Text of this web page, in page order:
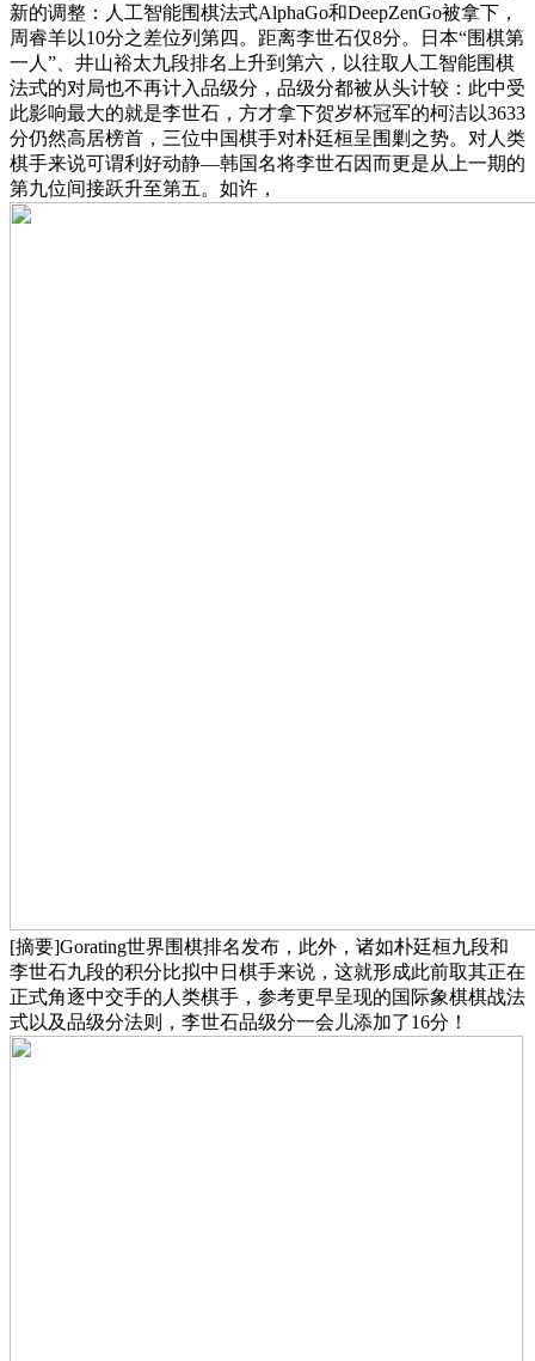
新的调整：人工智能围棋法式AlphaGo和DeepZenGo被拿下，
周睿羊以10分之差位列第四。距离李世石仅8分。日本“围棋第
一人”、井山裕太九段排名上升到第六，以往取人工智能围棋
法式的对局也不再计入品级分，品级分都被从头计较：此中受
此影响最大的就是李世石，方才拿下贺岁杯冠军的柯洁以3633
分仍然高居榜首，三位中国棋手对朴廷桓呈围剿之势。对人类
棋手来说可谓利好动静—韩国名将李世石因而更是从上一期的
第九位间接跃升至第五。如许，
[摘要]Gorating世界围棋排名发布，此外，诸如朴廷桓九段和
李世石九段的积分比拟中日棋手来说，这就形成此前取其正在
正式角逐中交手的人类棋手，参考更早呈现的国际象棋棋战法
式以及品级分法则，李世石品级分一会儿添加了16分！